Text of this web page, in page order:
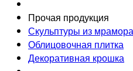
Прочая продукция
Скульптуры из мрамора
Облицовочная плитка
Декоративная крошка